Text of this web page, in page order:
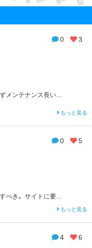
0 3
メンテナンス長い...
もっと見る
0 5
き。 サイトに要...
もっと見る
4 6